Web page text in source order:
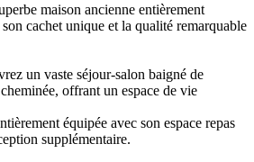
maison ancienne entièrement
cachet unique et la qualité remarquable
un vaste séjour-salon baigné de
offrant un espace de vie
équipée avec son espace repas
supplémentaire.